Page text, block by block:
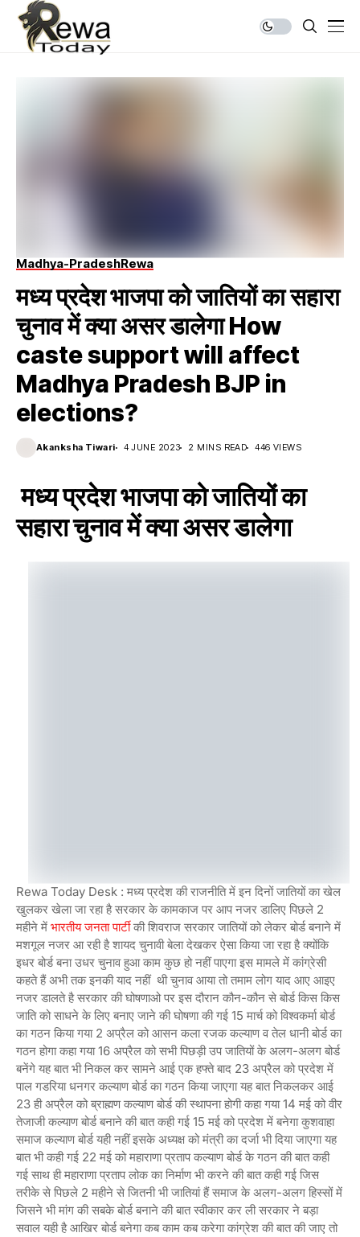
Madhya-PradeshRewa
मध्य प्रदेश भाजपा को जातियों का सहारा
चुनाव में क्या असर डालेगा How
caste support will affect
Madhya Pradesh BJP in
elections?
Akanksha Tiwari 4 JUNE 2023 2 MINS READ 446 VIEWS
मध्य प्रदेश भाजपा को जातियों का
सहारा चुनाव में क्या असर डालेगा
Rewa Today Desk : मध्य प्रदेश की राजनीति में इन दिनों जातियों का खेल
खुलकर खेला जा रहा है सरकार के कामकाज पर आप नजर डालिए पिछले 2
महीने में भारतीय जनता पार्टीकी शिवराज सरकार जातियों को लेकर बोर्ड बनाने में
मशगूल नजर आ रही है शायद चुनावी बेला देखकर ऐसा किया जा रहा है क्योंकि
इधर बोर्ड बना उधर चुनाव हुआ काम कुछ हो नहीं पाएगा इस मामले में कांग्रेसी
कहते हैं अभी तक इनकी याद नहीं थी चुनाव आया तो तमाम लोग याद आए आइए
नजर डालते है सरकार की घोषणाओ पर इस दौरान कौन-कौन से बोर्ड किस किस
जाति को साधने के लिए बनाए जाने की घोषणा की गई 15 मार्च को विश्वकर्मा बोर्ड
का गठन किया गया 2 अप्रैल को आसन कला रजक कल्याण व तेल धानी बोर्ड का
गठन होगा कहा गया 16 अप्रैल को सभी पिछड़ी उप जातियों के अलग-अलग बोर्ड
बनेंगे यह बात भी निकल कर सामने आई एक हफ्ते बाद 23 अप्रैल को प्रदेश में
पाल गडरिया धनगर कल्याण बोर्ड का गठन किया जाएगा यह बात निकलकर आई
23 ही अप्रैल को ब्राह्मण कल्याण बोर्ड की स्थापना होगी कहा गया 14 मई को वीर
तेजाजी कल्याण बोर्ड बनाने की बात कही गई 15 मई को प्रदेश में बनेगा कुशवाहा
समाज कल्याण बोर्ड यही नहीं इसके अध्यक्ष को मंत्री का दर्जा भी दिया जाएगा यह
बात भी कही गई 22 मई को महाराणा प्रताप कल्याण बोर्ड के गठन की बात कही
गई साथ ही महाराणा प्रताप लोक का निर्माण भी करने की बात कही गई जिस
तरीके से पिछले 2 महीने से जितनी भी जातियां हैं समाज के अलग-अलग हिस्सों में
जिसने भी मांग की सबके बोर्ड बनाने की बात स्वीकार कर ली सरकार ने बड़ा
सवाल यही है आखिर बोर्ड बनेगा कब काम कब करेगा कांग्रेश की बात की जाए तो